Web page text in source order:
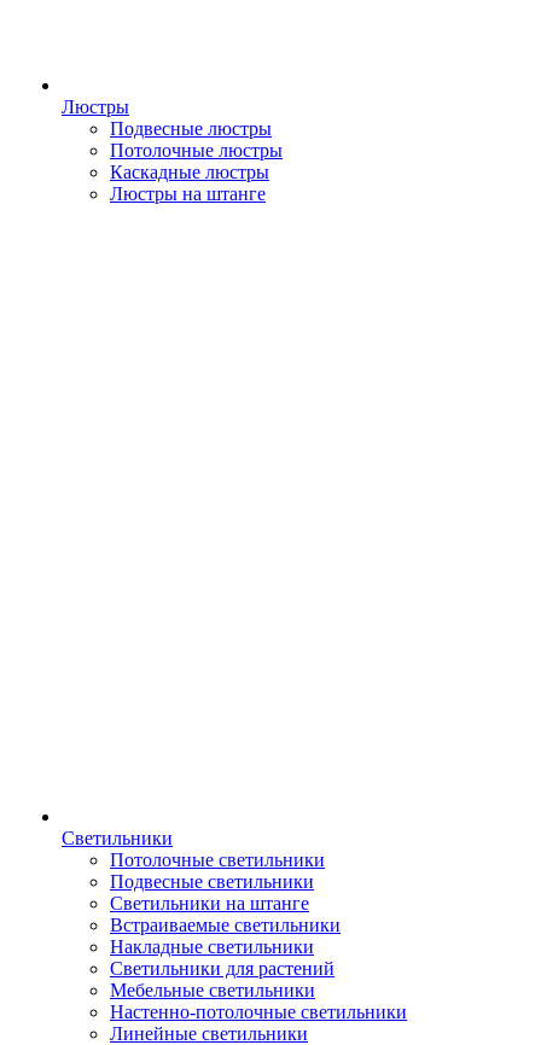
Люстры
Подвесные люстры
Потолочные люстры
Каскадные люстры
Люстры на штанге
Светильники
Потолочные светильники
Подвесные светильники
Светильники на штанге
Встраиваемые светильники
Накладные светильники
Светильники для растений
Мебельные светильники
Настенно-потолочные светильники
Линейные светильники